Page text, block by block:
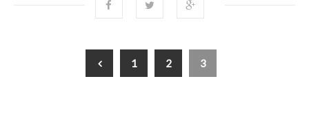
1 2 3